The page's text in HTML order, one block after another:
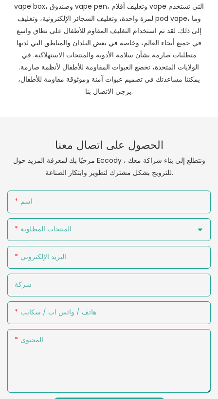
vape box، وصندوق vape pen، وتغليف أقلام vape التي تستخدم
لمرة واحدة، وتغليف السجائر الإلكترونية، وتغليف pod vape، وما
إلى ذلك. لقد تم استخدام التغليف المقاوم للأطفال على نطاق واسع
في جميع أنحاء العالم، وخاصة في بعض البلدان والمناطق التي لديها
متطلبات صارمة بشأن سلامة الأدوية والمنتجات الاستهلاكية. في
الولايات المتحدة، تخضع العبوات المقاومة للأطفال لأنظمة صارمة.
يمكننا مساعدتك في تصميم عبوات آمنة وموثوقة مقاومة للأطفال،
يرجى الاتصال بنا.
الحصول على اتصال معنا
مرحبًا بك لمعرفة المزيد حول Eccody ، ونتطلع إلى بناء شراكة معك
للترويج بشكل مشترك لتطوير وابتكار الصناعة.
اسم
المنتجات المطلوبة
البريد الإلكتروني
شركة
هاتف / واتس اب / سكايب
المحتوى